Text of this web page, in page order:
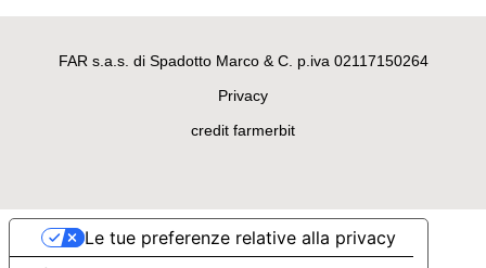
Norimberga
FAR s.a.s. di Spadotto Marco & C. p.iva 02117150264
Privacy
credit farmerbit
Le tue preferenze relative alla privacy